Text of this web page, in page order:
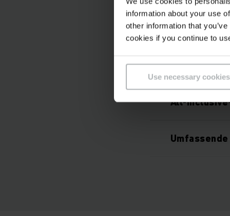
information about your use
other information that
cookies if you continue to
Use necessary
Was
All-